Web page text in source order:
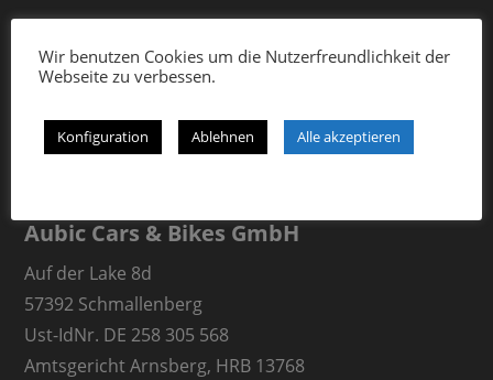
09.00 – 13.00 Uhr
Aubic Cars & Bikes GmbH
Auf der Lake 8d
57392 Schmallenberg
Ust-IdNr. DE 258 305 568
Amtsgericht Arnsberg, HRB 13768
Wir benutzen Cookies um die Nutzerfreundlichkeit der
Webseite zu verbessen.
Konfiguration Ablehnen Alle akzeptieren